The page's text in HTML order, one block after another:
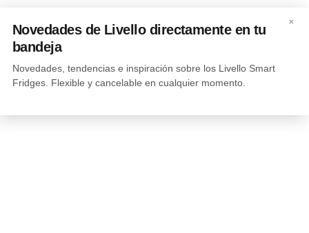
×
Novedades de Livello directamente en tu
bandeja
Novedades, tendencias e inspiración sobre los Livello Smart
Fridges. Flexible y cancelable en cualquier momento.